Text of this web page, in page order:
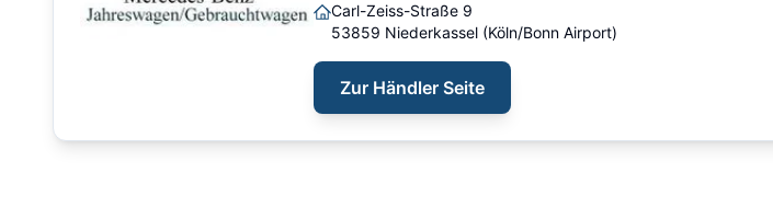
Carl-Zeiss-Straße 9
53859 Niederkassel (Köln/Bonn Airport)
Zur Händler Seite